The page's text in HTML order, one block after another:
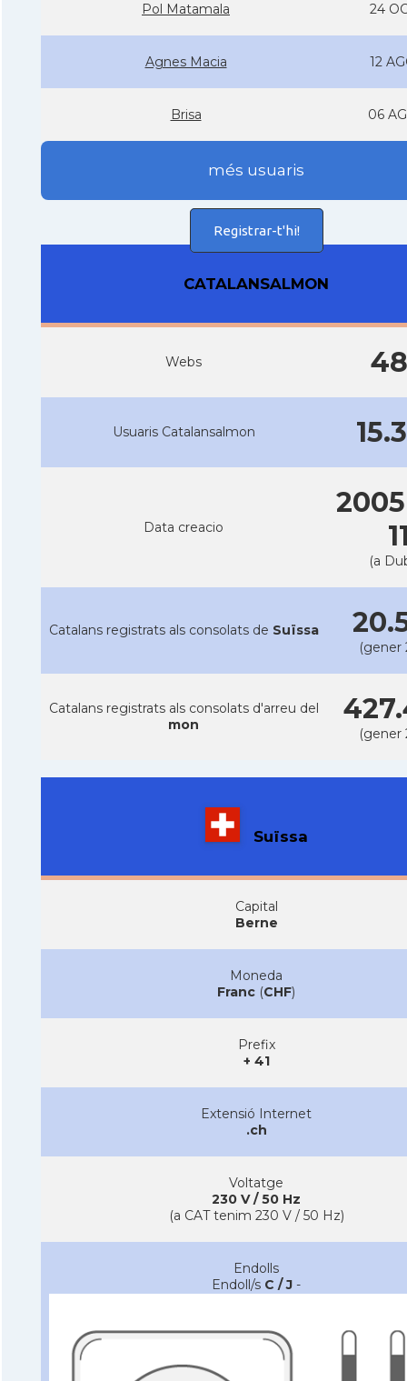
Pol Matamala 24
Agnes Macia 12
Brisa 06
més usuaris
Registrar-t'hi!
CATALANSALMON
Webs
Usuaris Catalansalmon
Data creacio
(a
Catalans registrats als consolats de Suïssa
(gener
Catalans registrats als consolats d'arreu del
mon
(gener
Suïssa
Capital
Berne
Moneda
Franc (CHF)
Prefix
+ 41
Extensió Internet
.ch
Voltatge
230 V / 50 Hz
(a CAT tenim 230 V / 50 Hz)
Endolls
Endoll/s C / J -